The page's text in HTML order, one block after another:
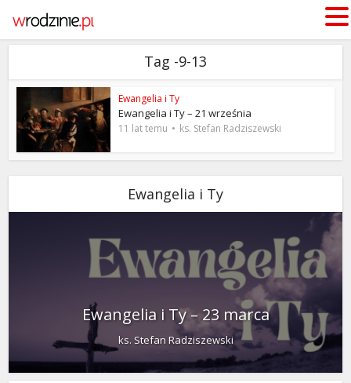
Tag -9-13
Ewangelia i Ty
Ewangelia i Ty – 21 września
11 lat temu ks. Stefan Radziszewski
Ewangelia i Ty
Ewangelia i Ty – 23 marca
ks. Stefan Radziszewski